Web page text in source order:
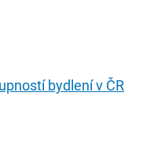
bydlení v ČR